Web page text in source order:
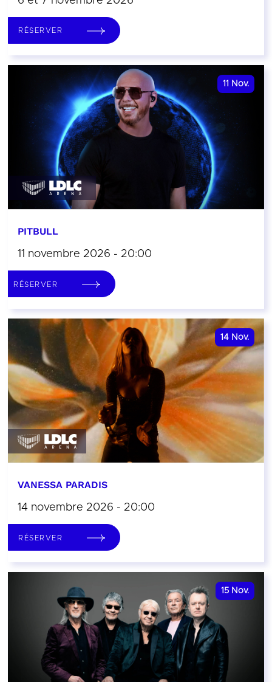
RÉSERVER
11 Nov.
PITBULL
11 novembre 2026 - 20:00
RÉSERVER
14 Nov.
VANESSA PARADIS
14 novembre 2026 - 20:00
RÉSERVER
15 Nov.